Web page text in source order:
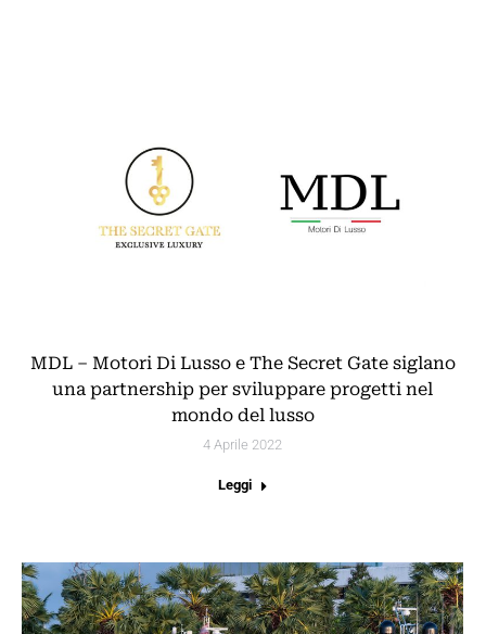
MDL – Motori Di Lusso e The Secret Gate siglano
una partnership per sviluppare progetti nel
mondo del lusso
4 Aprile 2022
Leggi